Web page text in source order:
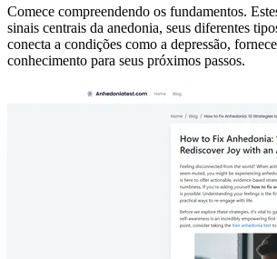
Comece compreendendo os fundamentos.
sinais centrais da anedonia, seus diferentes
conecta a condições como a depressão,
conhecimento para seus próximos passos.